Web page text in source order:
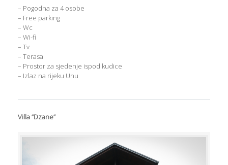
– Pogodna za 4 osobe
– Free parking
– Wc
– Wi-fi
– Tv
– Terasa
– Prostor za sjedenje ispod kudice
– Izlaz na rijeku Unu
Villa “Dzane”